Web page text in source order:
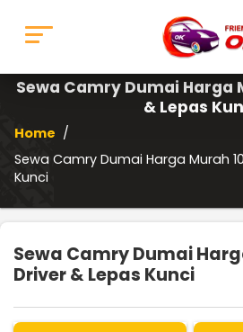
Sewa Camry Dumai Harga
& Lepas
Home /
Sewa Camry Dumai Harga Murah
Kunci
Sewa Camry Dumai
Driver & Lepas Kunci